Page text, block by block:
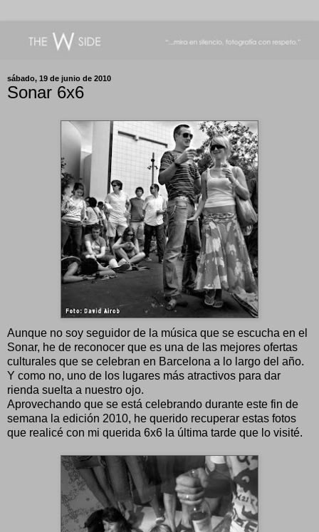
sábado, 19 de junio de 2010
Sonar 6x6
Aunque no soy seguidor de la música que se escucha en el
Sonar, he de reconocer que es una de las mejores ofertas
culturales que se celebran en Barcelona a lo largo del año.
Y como no, uno de los lugares más atractivos para dar
rienda suelta a nuestro ojo.
Aprovechando que se está celebrando durante este fin de
semana la edición 2010, he querido recuperar estas fotos
que realicé con mi querida 6x6 la última tarde que lo visité.